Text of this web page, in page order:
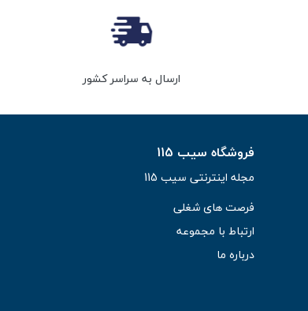
ارسال به سراسر کشور
فروشگاه سیب 115
مجله اینترنتی سیب 115
فرصت های شغلی
ارتباط با مجموعه
درباره ما